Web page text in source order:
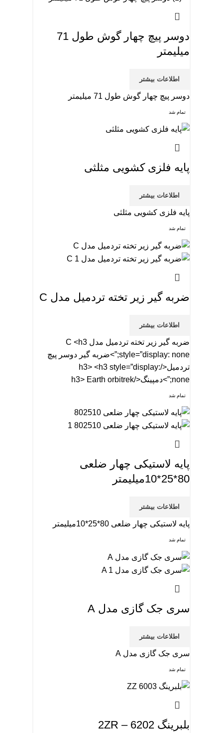
دوسر پیچ چهار گوش طول 71
میلیمتر
اطلاعات بیشتر
دوسر پیچ چهار گوش طول 71 میلیمتر
تمام شد
پایه فلزی کشویی مثلثی
اطلاعات بیشتر
پایه فلزی کشویی مثلثی
تمام شد
ضربه گیر زیر تخته تردمیل مدل C
اطلاعات بیشتر
ضربه گیر زیر تخته تردمیل مدل C <h3
style=”display: none;”>ضربه گیر دوسر پیچ
تردمیل</h3> <h3 style=”display:
none;”>دمپینگ</h3> Earth orbitrek
تمام شد
پایه لاستیکی چهار ضلعی
80*25*10میلیمتر
اطلاعات بیشتر
پایه لاستیکی چهار ضلعی 80*25*10میلیمتر
تمام شد
سری جک گازی مدل A
اطلاعات بیشتر
سری جک گازی مدل A
تمام شد
بلبرینگ 2ZR – 6202